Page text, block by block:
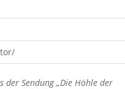
Sendung „Die Höhle der